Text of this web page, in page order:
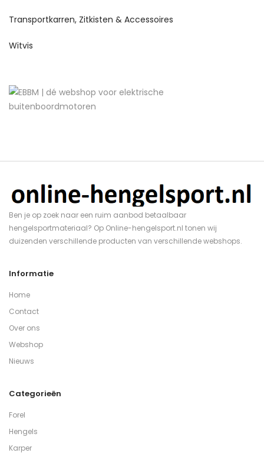
Transportkarren, Zitkisten & Accessoires
Witvis
Ben je op zoek naar een ruim aanbod betaalbaar
hengelsportmateriaal? Op Online-hengelsport.nl tonen wij
duizenden verschillende producten van verschillende webshops.
Informatie
Home
Contact
Over ons
Webshop
Nieuws
Categorieën
Forel
Hengels
Karper